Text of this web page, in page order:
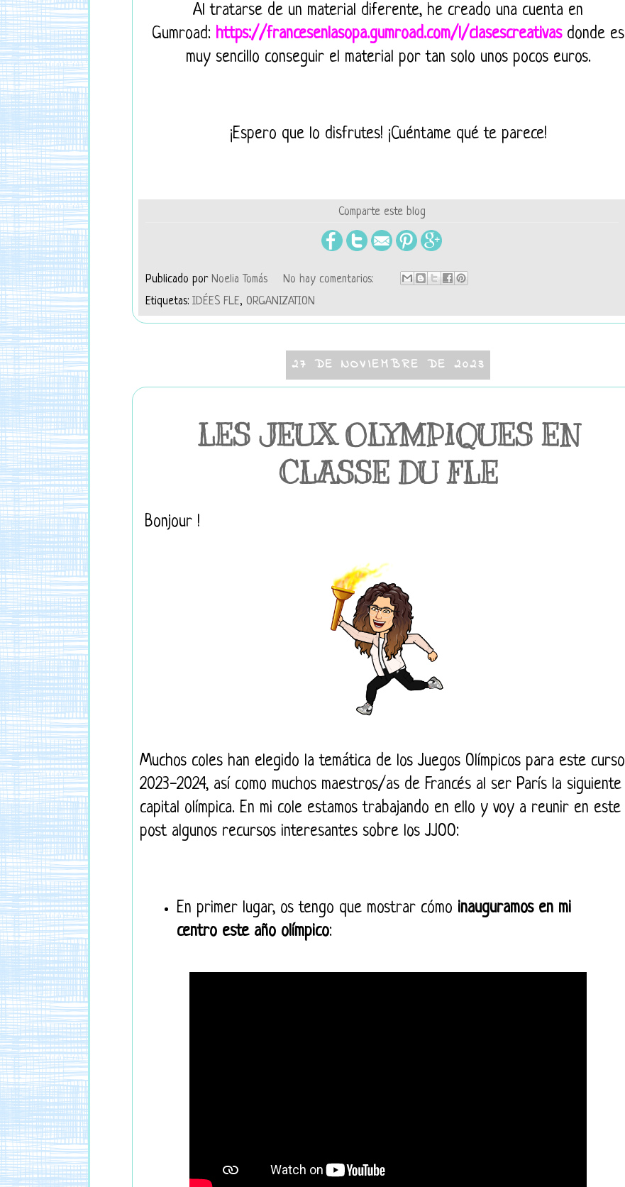
Al tratarse de un material diferente, he creado una cuenta en
Gumroad: https://francesenlasopa.gumroad.com/l/clasescreativasdonde es
muy sencillo conseguir el material por tan solo unos pocos euros.
¡Espero que lo disfrutes! ¡Cuéntame qué te parece!
Comparte este blog
Publicado por Noelia Tomás
No hay comentarios:
Etiquetas: IDÉES FLE, ORGANIZATION
27 DE NOVIEMBRE DE 2023
LES JEUX OLYMPIQUES EN
CLASSE DU FLE
Bonjour !
Muchos coles han elegido la temática de los Juegos Olímpicos para este curso
2023-2024, así como muchos maestros/as de Francés al ser París la siguiente
capital olímpica. En mi cole estamos trabajando en ello y voy a reunir en este
post algunos recursos interesantes sobre los JJOO:
En primer lugar, os tengo que mostrar cómo inauguramos en mi
centro este año olímpico: